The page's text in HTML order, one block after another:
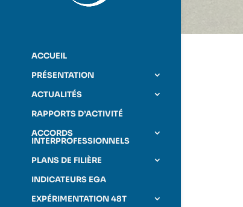
ACCUEIL
PRÉSENTATION
ACTUALITÉS
RAPPORTS D’ACTIVITÉ
ACCORDS
INTERPROFESSIONNELS
PLANS DE FILIÈRE
INDICATEURS EGA
EXPÉRIMENTATION 48T